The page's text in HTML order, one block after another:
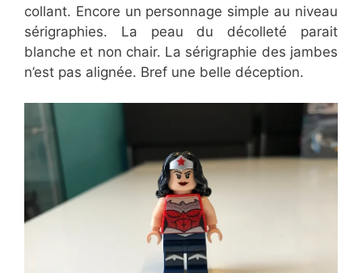
collant. Encore un personnage simple au niveau
sérigraphies. La peau du décolleté parait
blanche et non chair. La sérigraphie des jambes
n’est pas alignée. Bref une belle déception.